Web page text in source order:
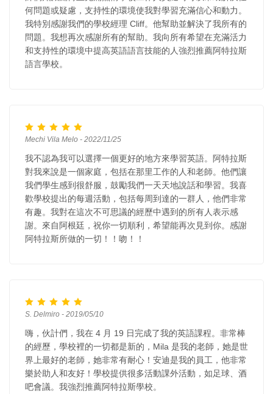
何問題或疑慮，支持性的環境使我對學習充滿信心和動力。
我特別感謝我們的學校經理 Cliff。他幫助並解決了我所有的
問題。我想再次感謝所有的幫助。我向所有希望在充滿活力
和支持性的環境中提高英語語言技能的人強烈推薦阿特拉斯
語言學校。
Mechi Vila Melo - 2022/11/25
我不認為我可以選擇一個更好的地方來學習英語。阿特拉斯
對我來說是一個家庭，包括在那里工作的人和老師。他們讓
我們學生感到很舒服，鼓勵我們一天天地說話和學習。我喜
歡學校提出的每週活動，包括每周到達的一群人，他們非常
有趣。我對在這次不可思議的經歷中遇到的所有人表示感
謝。來自阿根廷，祝你一切順利，希望能再次見到你。感謝
阿特拉斯所做的一切！！吻！！
S. Delmiro - 2019/05/10
嗨，伙計們，我在 4 月 19 日完成了我的英語課程。非常棒
的經歷，學校裡的一切都是新的，Mila 是我的老師，她是世
界上最好的老師，她非常有耐心！安迪是我的員工，他非常
樂於助人和友好！學校提供很多活動課外活動，如足球、酒
吧會議。我強烈推薦阿特拉斯學校。